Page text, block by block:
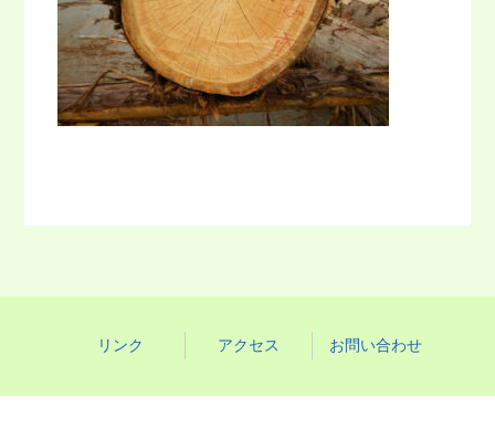
リンク アクセス お問い合わせ